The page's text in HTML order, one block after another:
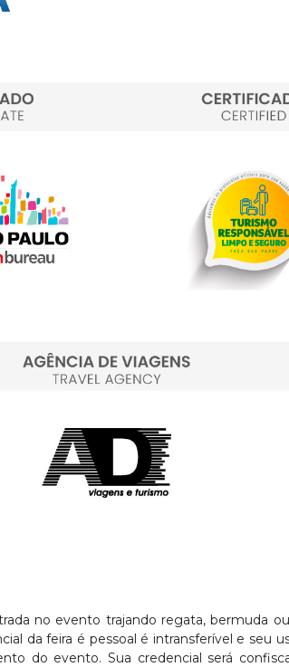
no evento trajando regata, bermuda
da feira é pessoal é intransferível e seu
do evento. Sua credencial será